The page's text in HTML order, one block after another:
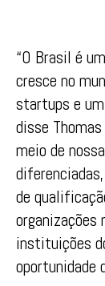
“O Brasil é
cresce no
startups e
disse Thomas
meio de
de
instituições
oportunidade